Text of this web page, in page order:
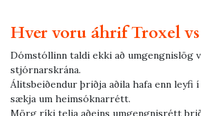
Hver voru áhrif Troxel
Dómstóllinn taldi ekki að umgengnislög
stjórnarskrána.
Álitsbeiðendur þriðja aðila hafa enn leyfi
sækja um heimsóknarrétt.
Mörg ríki telja aðeins umgengnisrétt